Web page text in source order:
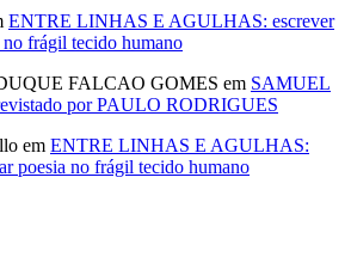
ENTRE LINHAS E AGULHAS: escrever
no frágil tecido humano
FALCAO GOMES em SAMUEL
por PAULO RODRIGUES
em ENTRE LINHAS E AGULHAS:
poesia no frágil tecido humano